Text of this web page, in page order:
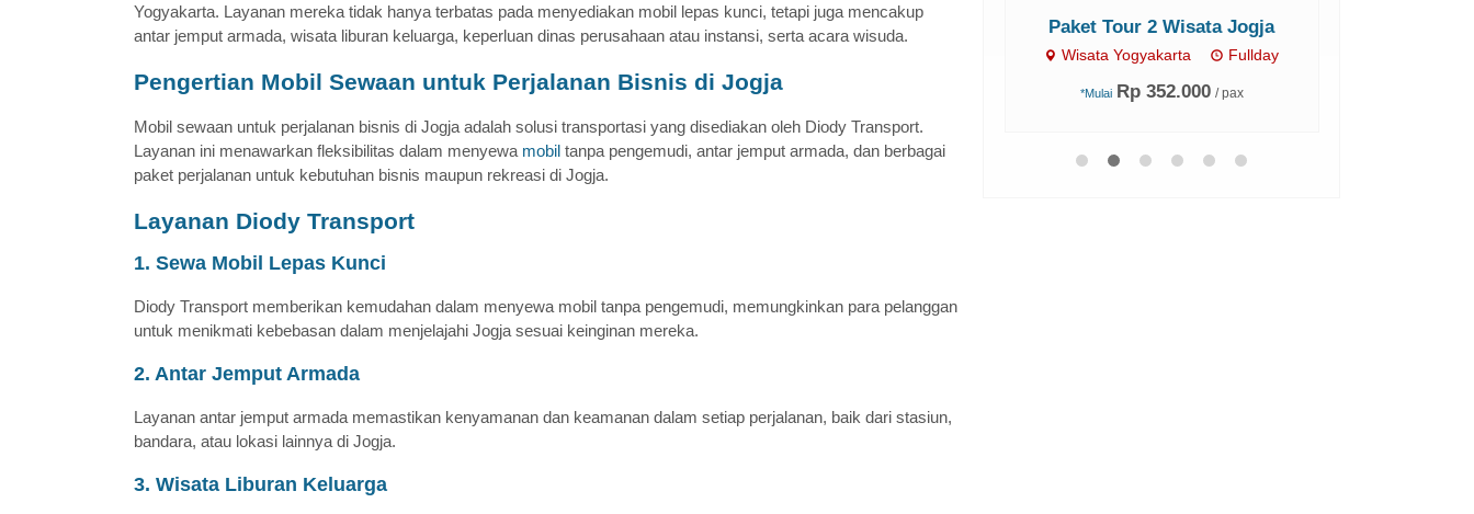
Yogyakarta. Layanan mereka tidak hanya terbatas pada menyediakan mobil lepas kunci, tetapi juga mencakup
antar jemput armada, wisata liburan keluarga, keperluan dinas perusahaan atau instansi, serta acara wisuda.
Pengertian Mobil Sewaan untuk Perjalanan Bisnis di Jogja
Mobil sewaan untuk perjalanan bisnis di Jogja adalah solusi transportasi yang disediakan oleh Diody Transport.
Layanan ini menawarkan fleksibilitas dalam menyewa mobil tanpa pengemudi, antar jemput armada, dan berbagai
paket perjalanan untuk kebutuhan bisnis maupun rekreasi di Jogja.
Layanan Diody Transport
1. Sewa Mobil Lepas Kunci
Diody Transport memberikan kemudahan dalam menyewa mobil tanpa pengemudi, memungkinkan para pelanggan
untuk menikmati kebebasan dalam menjelajahi Jogja sesuai keinginan mereka.
2. Antar Jemput Armada
Layanan antar jemput armada memastikan kenyamanan dan keamanan dalam setiap perjalanan, baik dari stasiun,
bandara, atau lokasi lainnya di Jogja.
3. Wisata Liburan Keluarga
Paket Tour 1 Wisata Solo
Harga Hubungi Kami
Paket Tour 2 Wisata Jogja
Wisata Yogyakarta Fullday
*Mulai Rp 352.000 / pax